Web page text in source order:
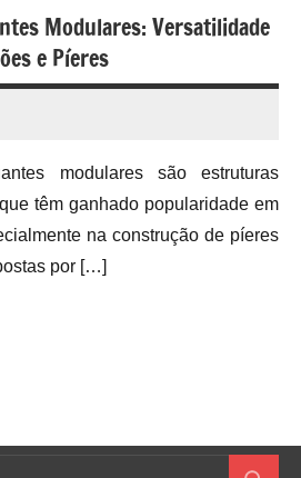
Modulares: Versatilidade
e Píeres
modulares são estruturas
têm ganhado popularidade em
na construção de píeres
por […]